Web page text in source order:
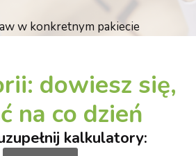
w konkretnym pakiecie
dowiesz się,
na co dzień
kalkulatory: